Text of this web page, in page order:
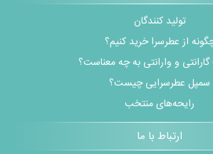
تولید کنندگان
از عطرسرا خرید کنیم؟
و وارانتی به چه معناست؟
سمپل عطرسرایی چیست؟
رایحه‌های منتخب
ارتباط با ما